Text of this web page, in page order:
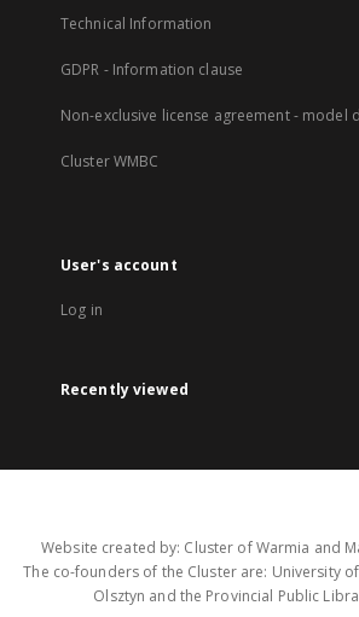
Technical Information
GDPR - Information clause
Non-exclusive license agreement - model
Cluster WMBC
User's account
Log in
Recently viewed
Website created by: Cluster of Warmia and
The co-founders of the Cluster are: University
Olsztyn and the Provincial Public